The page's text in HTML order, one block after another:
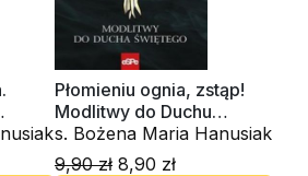
Płomieniu ognia, zstąp!
Modlitwy do Duchu
Świętego
s. Bożena Maria Hanusiak
9,90 zł 8,90 zł